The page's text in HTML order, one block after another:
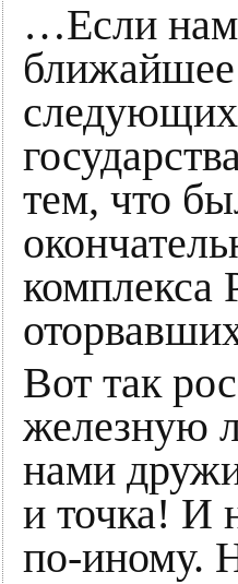
…Если
ближайшее
следующих
тем, что
комплекса
Вот так
железную
нами
и точка! И
по-иному.